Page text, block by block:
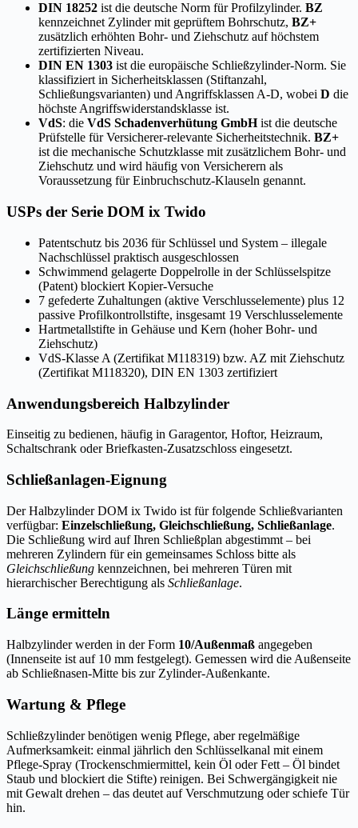
DIN 18252 ist die deutsche Norm für Profilzylinder. BZ
kennzeichnet Zylinder mit geprüftem Bohrschutz, BZ+
zusätzlich erhöhten Bohr- und Ziehschutz auf höchstem
zertifizierten Niveau.
DIN EN 1303 ist die europäische Schließzylinder-Norm. Sie
klassifiziert in Sicherheitsklassen (Stiftanzahl,
Schließungsvarianten) und Angriffsklassen A-D, wobei D die
höchste Angriffswiderstandsklasse ist.
VdS: die VdS Schadenverhütung GmbHist die deutsche
Prüfstelle für Versicherer-relevante Sicherheitstechnik. BZ+
ist die mechanische Schutzklasse mit zusätzlichem Bohr- und
Ziehschutz und wird häufig von Versicherern als
Voraussetzung für Einbruchschutz-Klauseln genannt.
USPs der Serie DOM ix Twido
Patentschutz bis 2036 für Schlüssel und System – illegale
Nachschlüssel praktisch ausgeschlossen
Schwimmend gelagerte Doppelrolle in der Schlüsselspitze
(Patent) blockiert Kopier-Versuche
7 gefederte Zuhaltungen (aktive Verschlusselemente) plus 12
passive Profilkontrollstifte, insgesamt 19 Verschlusselemente
Hartmetallstifte in Gehäuse und Kern (hoher Bohr- und
Ziehschutz)
VdS-Klasse A (Zertifikat M118319) bzw. AZ mit Ziehschutz
(Zertifikat M118320), DIN EN 1303 zertifiziert
Anwendungsbereich Halbzylinder
Einseitig zu bedienen, häufig in Garagentor, Hoftor, Heizraum,
Schaltschrank oder Briefkasten-Zusatzschloss eingesetzt.
Schließanlagen-Eignung
Der Halbzylinder DOM ix Twido ist für folgende Schließvarianten
verfügbar: Einzelschließung, Gleichschließung, Schließanlage.
Die Schließung wird auf Ihren Schließplan abgestimmt – bei
mehreren Zylindern für ein gemeinsames Schloss bitte als
Gleichschließung kennzeichnen, bei mehreren Türen mit
hierarchischer Berechtigung als Schließanlage.
Länge ermitteln
Halbzylinder werden in der Form 10/Außenmaß angegeben
(Innenseite ist auf 10 mm festgelegt). Gemessen wird die Außenseite
ab Schließnasen-Mitte bis zur Zylinder-Außenkante.
Wartung & Pflege
Schließzylinder benötigen wenig Pflege, aber regelmäßige
Aufmerksamkeit: einmal jährlich den Schlüsselkanal mit einem
Pflege-Spray (Trockenschmiermittel, kein Öl oder Fett – Öl bindet
Staub und blockiert die Stifte) reinigen. Bei Schwergängigkeit nie
mit Gewalt drehen – das deutet auf Verschmutzung oder schiefe Tür
hin.